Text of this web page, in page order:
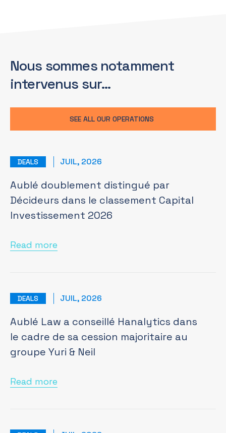
Nous sommes notamment
intervenus sur…
SEE ALL OUR OPERATIONS
DEALS JUIL, 2026
Aublé doublement distingué par
Décideurs dans le classement Capital
Investissement 2026
Read more
DEALS JUIL, 2026
Aublé Law a conseillé Hanalytics dans
le cadre de sa cession majoritaire au
groupe Yuri & Neil
Read more